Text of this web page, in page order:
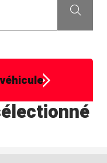
Recherche